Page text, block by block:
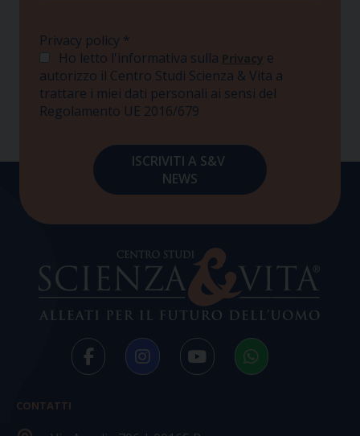
Privacy policy *
Ho letto l'informativa sulla Privacy e
autorizzo il Centro Studi Scienza & Vita a
trattare i miei dati personali ai sensi del
Regolamento UE 2016/679
CONTATTI